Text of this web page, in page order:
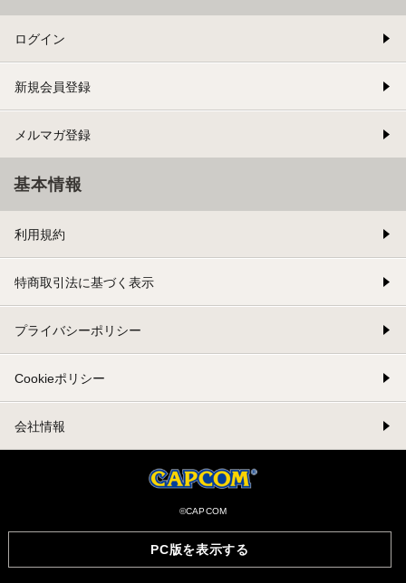
PC版を表示する
ログイン
新規会員登録
メルマガ登録
基本情報
利用規約
特商取引法に基づく表示
プライバシーポリシー
Cookieポリシー
会社情報
©CAPCOM